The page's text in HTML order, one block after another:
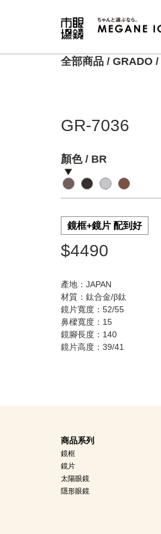
全部商品 / GRADO /
GR-7036
顏色 / BR
鏡框+鏡片 配到好
$4490
產地：JAPAN
材質：鈦合金/β鈦
鏡片寬度：52/55
鼻樑寬度：15
鏡腳長度：140
鏡片高度：39/41
商品系列
鏡框
鏡片
太陽眼鏡
隱形眼鏡